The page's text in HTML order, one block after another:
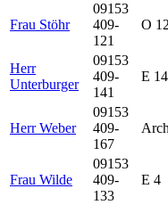
Frau Stöhr
09153
409-
121
O 12
Herr
Unterburger
09153
409-
141
E 14
Herr Weber
09153
409-
167
Frau Wilde
09153
409-
133
E 4